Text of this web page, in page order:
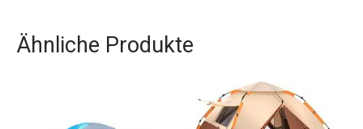
Ähnliche Produkte